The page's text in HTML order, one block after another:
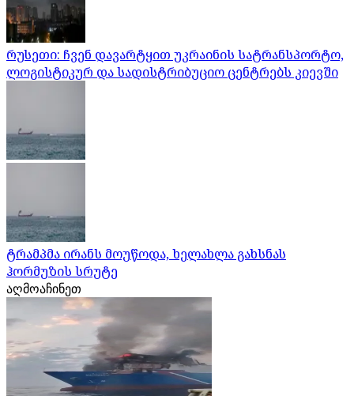
რუსეთი: ჩვენ დავარტყით უკრაინის სატრანსპორტო,
ლოგისტიკურ და სადისტრიბუციო ცენტრებს კიევში
ტრამპმა ირანს მოუწოდა, ხელახლა გახსნას
ჰორმუზის სრუტე
აღმოაჩინეთ